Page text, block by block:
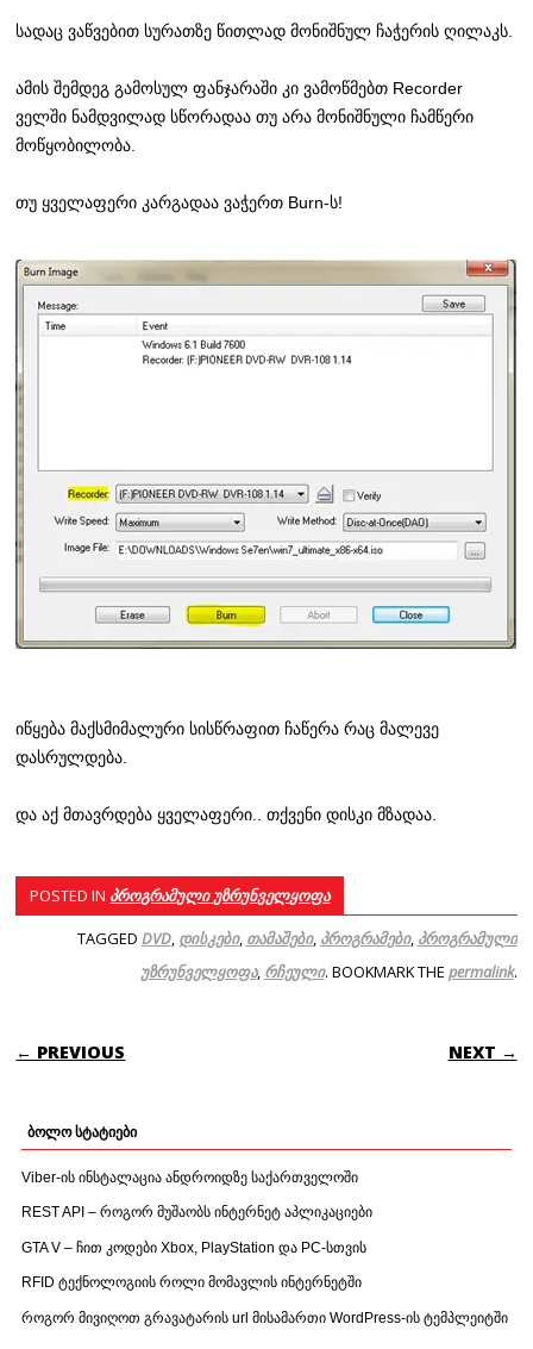
სადაც ვაწვებით სურათზე წითლად მონიშნულ ჩაჭერის ღილაკს.
ამის შემდეგ გამოსულ ფანჯარაში კი ვამოწმებთ Recorder
ველში ნამდვილად სწორადაა თუ არა მონიშნული ჩამწერი
მოწყობილობა.
თუ ყველაფერი კარგადაა ვაჭერთ Burn-ს!
იწყება მაქსმიმალური სისწრაფით ჩაწერა რაც მალევე
დასრულდება.
და აქ მთავრდება ყველაფერი.. თქვენი დისკი მზადაა.
POSTED IN პროგრამული უზრუნველყოფა
TAGGED DVD, დისკები, თამაშები, პროგრამები, პროგრამული
უზრუნველყოფა, რჩეული. BOOKMARK THE permalink.
POST NAVIGATION
← PREVIOUS NEXT →
ბოლო სტატიები
Viber-ის ინსტალაცია ანდროიდზე საქართველოში
REST API – როგორ მუშაობს ინტერნეტ აპლიკაციები
GTA V – ჩით კოდები Xbox, PlayStation და PC-სთვის
RFID ტექნოლოგიის როლი მომავლის ინტერნეტში
როგორ მივიღოთ გრავატარის url მისამართი WordPress-ის ტემპლეიტში